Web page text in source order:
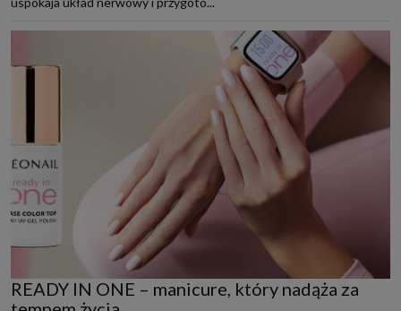
READY IN ONE – manicure, który nadąża za